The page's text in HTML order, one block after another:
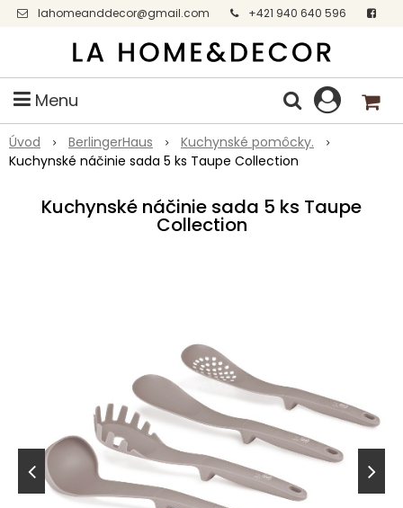
lahomeanddecor@gmail.com
+421 940 640 596
Facebook
Menu
Úvod BerlingerHaus
Kuchynské pomôcky.
Kuchynské náčinie sada 5 ks Taupe Collection
Kuchynské náčinie sada 5 ks Taupe
Collection